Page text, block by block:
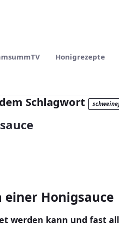
Honigrezepte
Schlagwort
einer Honigsauce
werden kann und fast